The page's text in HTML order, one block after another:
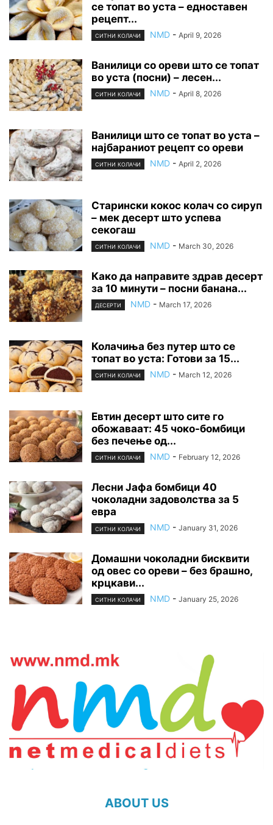
се топат во уста – едноставен
рецепт...
СИТНИ КОЛАЧИ NMD - April 9, 2026
Ванилици со ореви што се топат
во уста (посни) – лесен...
СИТНИ КОЛАЧИ NMD - April 8, 2026
Ванилици што се топат во уста –
најбараниот рецепт со ореви
СИТНИ КОЛАЧИ NMD - April 2, 2026
Старински кокос колач со сируп
– мек десерт што успева
секогаш
СИТНИ КОЛАЧИ NMD - March 30, 2026
Како да направите здрав десерт
за 10 минути – посни банана...
ДЕСЕРТИ NMD - March 17, 2026
Колачиња без путер што се
топат во уста: Готови за 15...
СИТНИ КОЛАЧИ NMD - March 12, 2026
Евтин десерт што сите го
обожаваат: 45 чоко-бомбици
без печење од...
СИТНИ КОЛАЧИ NMD - February 12, 2026
Лесни Јафа бомбици 40
чоколадни задоволства за 5
евра
СИТНИ КОЛАЧИ NMD - January 31, 2026
Домашни чоколадни бисквити
од овес со ореви – без брашно,
крцкави...
СИТНИ КОЛАЧИ NMD - January 25, 2026
ABOUT US